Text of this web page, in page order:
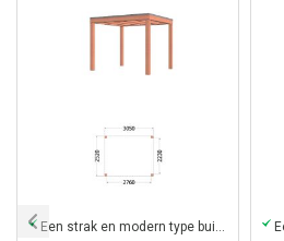
Een strak en modern type buitenverblijf met plat dak